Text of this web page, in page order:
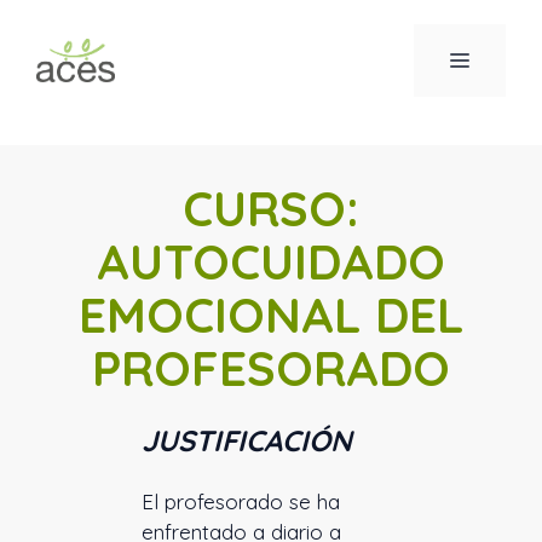
contenido
MENÚ
CURSO:
AUTOCUIDADO
EMOCIONAL DEL
PROFESORADO
JUSTIFICACIÓN
El profesorado se ha
enfrentado a diario a